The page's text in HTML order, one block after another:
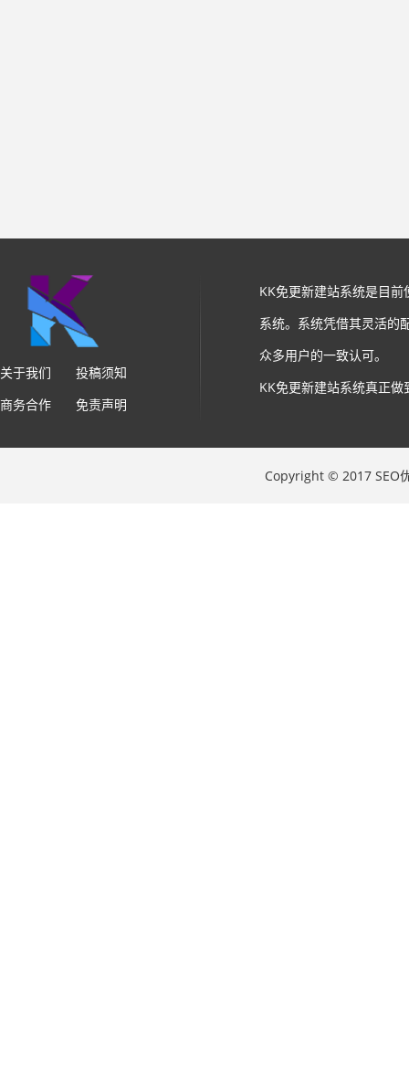
关于我们
投稿须知
商务合作
免责声明
KK免更新建站系统是目
系统。系统凭借其灵活的
众多用户的一致认可。
KK免更新建站系统真正
Copyright © 2017 SEO